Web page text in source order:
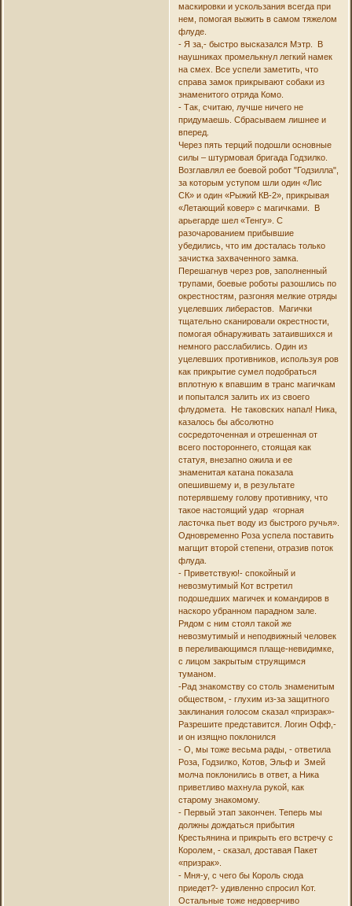
маскировки и ускользания всегда при
нем, помогая выжить в самом тяжелом
флуде.
- Я за,- быстро высказался Мэтр. В
наушниках промелькнул легкий намек
на смех. Все успели заметить, что
справа замок прикрывают собаки из
знаменитого отряда Комо.
- Так, считаю, лучше ничего не
придумаешь. Сбрасываем лишнее и
вперед.
Через пять терций подошли основные
силы – штурмовая бригада Годзилко.
Возглавлял ее боевой робот "Годзилла",
за которым уступом шли один «Лис
СК» и один «Рыжий КВ-2», прикрывая
«Летающий ковер» с магичками. В
арьегарде шел «Тенгу». С
разочарованием прибывшие
убедились, что им досталась только
зачистка захваченного замка.
Перешагнув через ров, заполненный
трупами, боевые роботы разошлись по
окрестностям, разгоняя мелкие отряды
уцелевших либерастов. Магички
тщательно сканировали окрестности,
помогая обнаруживать затаившихся и
немного расслабились. Один из
уцелевших противников, используя ров
как прикрытие сумел подобраться
вплотную к впавшим в транс магичкам
и попытался залить их из своего
флудомета. Не таковских напал! Ника,
казалось бы абсолютно
сосредоточенная и отрешенная от
всего постороннего, стоящая как
статуя, внезапно ожила и ее
знаменитая катана показала
опешившему и, в результате
потерявшему голову противнику, что
такое настоящий удар «горная
ласточка пьет воду из быстрого ручья».
Одновременно Роза успела поставить
магщит второй степени, отразив поток
флуда.
- Приветствую!- спокойный и
невозмутимый Кот встретил
подошедших магичек и командиров в
наскоро убранном парадном зале.
Рядом с ним стоял такой же
невозмутимый и неподвижный человек
в переливающимся плаще-невидимке,
с лицом закрытым струящимся
туманом.
-Рад знакомству со столь знаменитым
обществом, - глухим из-за защитного
заклинания голосом сказал «призрак»-
Разрешите представится. Логин Офф,-
и он изящно поклонился
- О, мы тоже весьма рады, - ответила
Роза, Годзилко, Котов, Эльф и Змей
молча поклонились в ответ, а Ника
приветливо махнула рукой, как
старому знакомому.
- Первый этап закончен. Теперь мы
должны дождаться прибытия
Крестьянина и прикрыть его встречу с
Королем, - сказал, доставая Пакет
«призрак».
- Мня-у, с чего бы Король сюда
приедет?- удивленно спросил Кот.
Остальные тоже недоверчиво